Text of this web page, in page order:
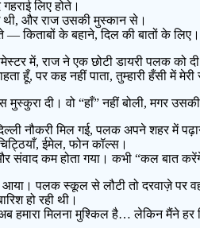
लिए होते।
और राज उसकी मुस्कान से।
— किताबों के बहाने, दिल की बातों के लिए।
में, राज ने एक छोटी डायरी पलक को
हूँ, पर कह नहीं पाता, तुम्हारी हँसी में
दी। वो “हाँ” नहीं बोली, मगर
नौकरी मिल गई, पलक अपने शहर में
ईमेल, फोन कॉल्स।
संवाद कम होता गया। कभी “कल बात
आया। पलक स्कूल से लौटी तो दरवाज़े पर
हो रही थी।
हमारा मिलना मुश्किल है… लेकिन मैंने हर